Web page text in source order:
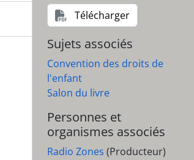
Télécharger
Sujets associés
Convention des droits de
l'enfant
Salon du livre
Personnes et
organismes associés
Radio Zones (Producteur)